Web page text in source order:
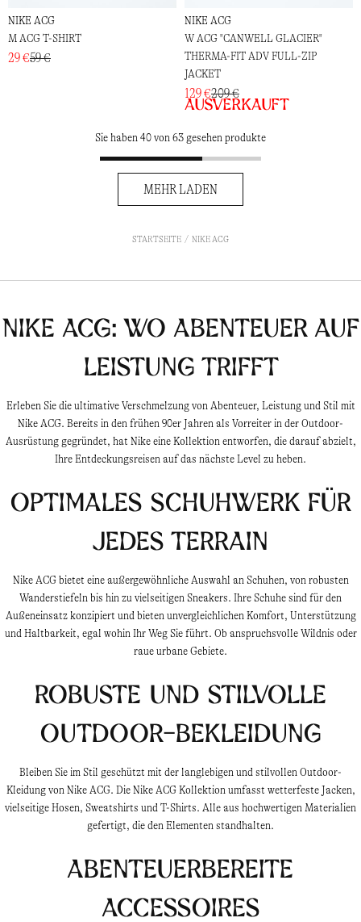
NIKE ACG
M ACG T-SHIRT
29 €59 €
NIKE ACG
W ACG "CANWELL GLACIER"
THERMA-FIT ADV FULL-ZIP
JACKET
129 €209 €
Ausverkauft
Sie haben 40 von 63 gesehen produkte
MEHR LADEN
STARTSEITE NIKE ACG
Nike ACG: Wo Abenteuer auf
Leistung trifft
Erleben Sie die ultimative Verschmelzung von Abenteuer, Leistung und Stil mit
Nike ACG. Bereits in den frühen 90er Jahren als Vorreiter in der Outdoor-
Ausrüstung gegründet, hat Nike eine Kollektion entworfen, die darauf abzielt,
Ihre Entdeckungsreisen auf das nächste Level zu heben.
Optimales Schuhwerk für
jedes Terrain
Nike ACG bietet eine außergewöhnliche Auswahl an Schuhen, von robusten
Wanderstiefeln bis hin zu vielseitigen Sneakers. Ihre Schuhe sind für den
Außeneinsatz konzipiert und bieten unvergleichlichen Komfort, Unterstützung
und Haltbarkeit, egal wohin Ihr Weg Sie führt. Ob anspruchsvolle Wildnis oder
raue urbane Gebiete.
Robuste und stilvolle
Outdoor-Bekleidung
Bleiben Sie im Stil geschützt mit der langlebigen und stilvollen Outdoor-
Kleidung von Nike ACG. Die Nike ACG Kollektion umfasst wetterfeste Jacken,
vielseitige Hosen, Sweatshirts und T-Shirts. Alle aus hochwertigen Materialien
gefertigt, die den Elementen standhalten.
Abenteuerbereite
Accessoires